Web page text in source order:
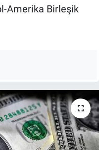
Amerika Birleşik